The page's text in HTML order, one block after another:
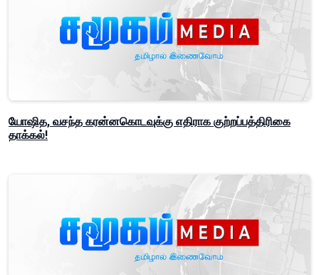
யோஷித, வசந்த கரன்னகொடவுக்கு எதிராக குற்றப்பத்திரிகை
தாக்கல்!